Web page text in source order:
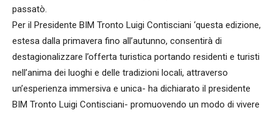
passatò.
Per il Presidente BIM Tronto Luigi Contisciani ‘questa edizione,
estesa dalla primavera fino all’autunno, consentirà di
destagionalizzare l’offerta turistica portando residenti e turisti
nell’anima dei luoghi e delle tradizioni locali, attraverso
un’esperienza immersiva e unica- ha dichiarato il presidente
BIM Tronto Luigi Contisciani- promuovendo un modo di vivere